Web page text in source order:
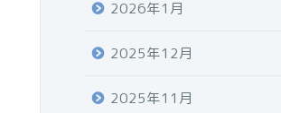
2026年1月
2025年12月
2025年11月